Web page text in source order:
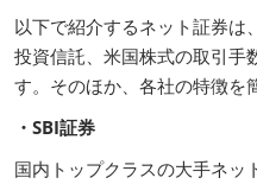
以下で紹介するネット証券は
投資信託、米国株式の取引手
す。そのほか、各社の特徴を
・SBI証券
国内トップクラスの大手ネッ